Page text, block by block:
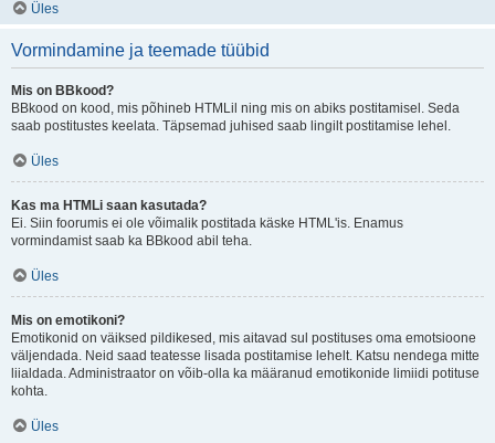
Üles
Vormindamine ja teemade tüübid
Mis on BBkood?
BBkood on kood, mis põhineb HTMLil ning mis on abiks postitamisel. Seda
saab postitustes keelata. Täpsemad juhised saab lingilt postitamise lehel.
Üles
Kas ma HTMLi saan kasutada?
Ei. Siin foorumis ei ole võimalik postitada käske HTML'is. Enamus
vormindamist saab ka BBkood abil teha.
Üles
Mis on emotikoni?
Emotikonid on väiksed pildikesed, mis aitavad sul postituses oma emotsioone
väljendada. Neid saad teatesse lisada postitamise lehelt. Katsu nendega mitte
liialdada. Administraator on võib-olla ka määranud emotikonide limiidi potituse
kohta.
Üles